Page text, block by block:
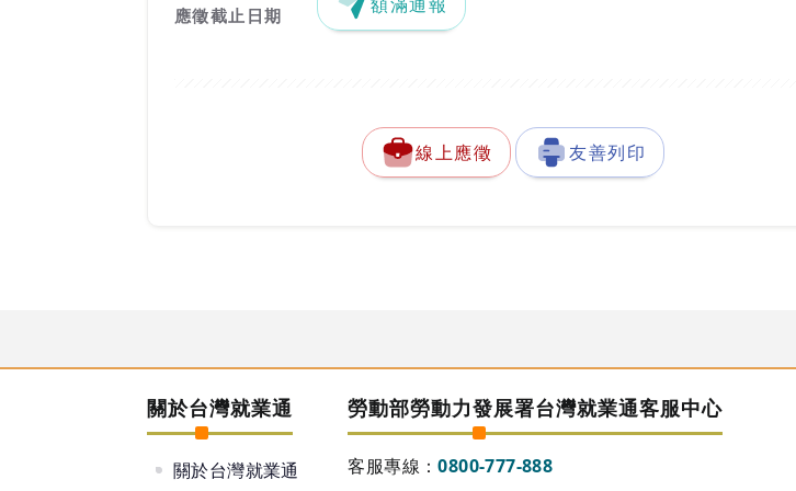
應徵截止日期
線上應徵 友善列印
關於台灣就業通
關於台灣就業通
勞動部勞動力發展署台灣就業通客服中心
客服專線：0800-777-888